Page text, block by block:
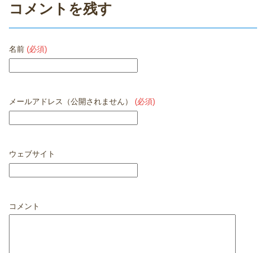
コメントを残す
名前 (必須)
メールアドレス（公開されません） (必須)
ウェブサイト
コメント